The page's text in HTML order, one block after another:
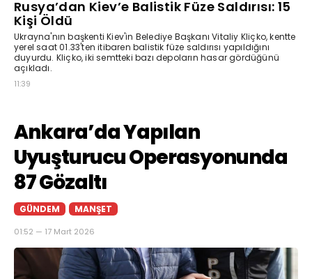
Rusya’dan Kiev’e Balistik Füze Saldırısı: 15
Kişi Öldü
Ukrayna'nın başkenti Kiev'in Belediye Başkanı Vitaliy Kliçko, kentte
yerel saat 01.33'ten itibaren balistik füze saldırısı yapıldığını
duyurdu. Kliçko, iki semtteki bazı depoların hasar gördüğünü
açıkladı.
11:39